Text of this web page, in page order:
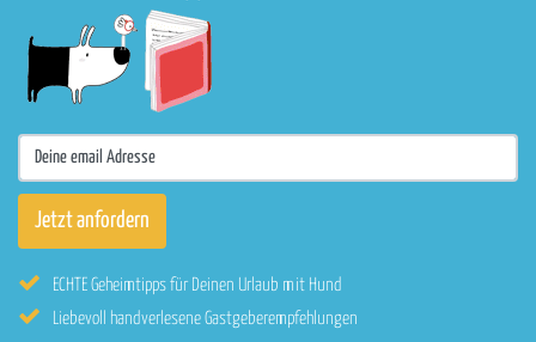
ECHTE Geheimtipps für Deinen Urlaub mit Hund
Liebevoll handverlesene Gastgeberempfehlungen